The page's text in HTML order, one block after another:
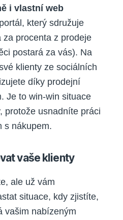
i vlastní web
který sdružuje
za procenta z prodeje
postará za vás). Na
klienty ze sociálních
díky prodejní
Je to win-win situace
protože usnadníte práci
s nákupem.
vaše klienty
ale už vám
situace, kdy zjistíte,
vašim nabízeným